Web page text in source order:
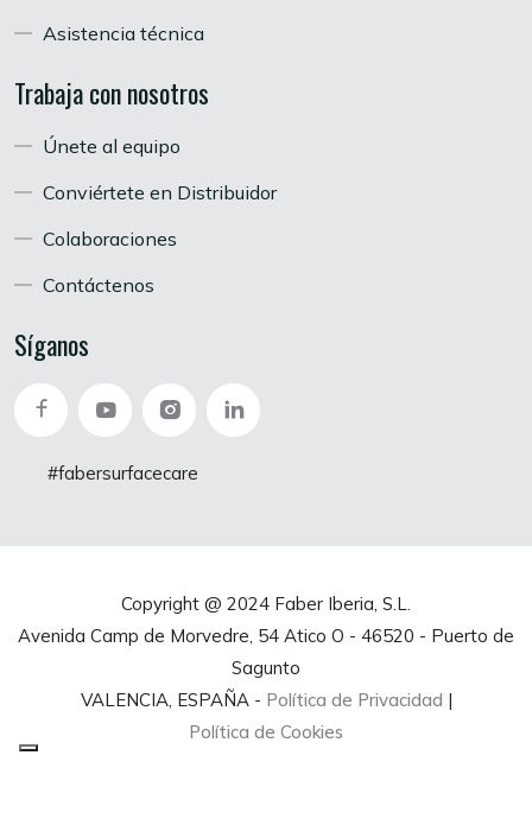
Asistencia técnica
Trabaja con nosotros
Únete al equipo
Conviértete en Distribuidor
Colaboraciones
Contáctenos
Síganos
#fabersurfacecare
Copyright @ 2024 Faber Iberia, S.L.
Avenida Camp de Morvedre, 54 Atico O - 46520 - Puerto de
Sagunto
VALENCIA, ESPAÑA - Política de Privacidad |
Política de Cookies